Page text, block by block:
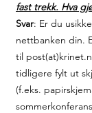
fast trekk. Hva
Svar: Er du
nettbanken din.
til
tidligere fylt ut
(f.eks.